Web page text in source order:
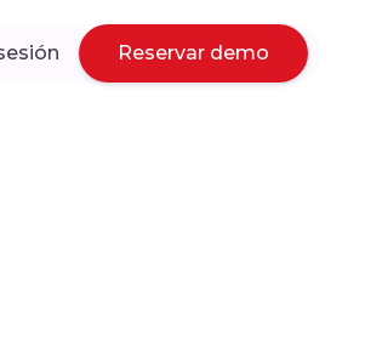
Reservar demo